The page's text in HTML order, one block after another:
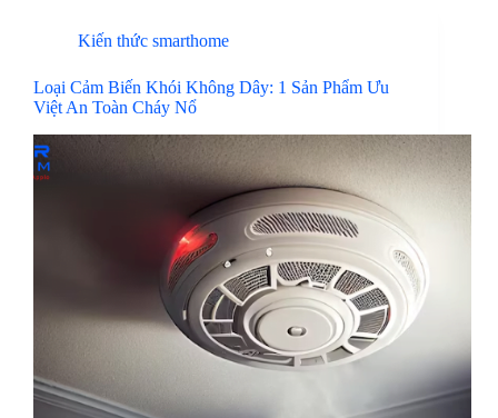
Kiến thức smarthome
Loại Cảm Biến Khói Không Dây: 1 Sản Phẩm Ưu
Việt An Toàn Cháy Nổ